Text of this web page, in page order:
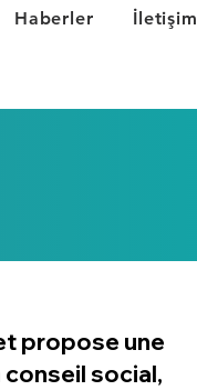
Haberler İletişim
propose une
social,